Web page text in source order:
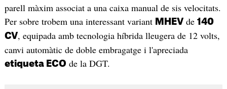
parell màxim associat a una caixa manual de sis velocitats.
Per sobre trobem una interessant variant MHEVde 140
CV, equipada amb tecnologia híbrida lleugera de 12 volts,
canvi automàtic de doble embragatge i l'apreciada
etiqueta ECO de la DGT.